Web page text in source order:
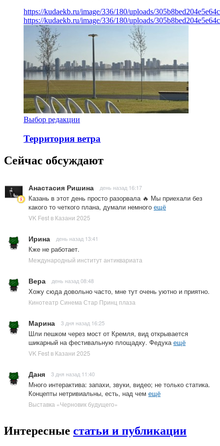
https://kudaekb.ru/image/336/180/uploads/
https://kudaekb.ru/image/336/180/uploads/
Выбор редакции
Территория ветра
Сейчас обсуждают
Анастасия Ришина день назад 16:17
Казань в этот день просто разорвала 🔥 Мы приехали без
какого то четкого плана, думали немного ещё
VK Fest в Казани 2025
Ирина день назад 13:41
Кже не работает.
Международный институт антиквариата
Вера день назад 08:48
Хожу сюда довольно часто, мне тут очень уютно и приятно.
Кинотеатр Синема Стар Принц плаза
Марина 3 дня назад 16:25
Шли пешком через мост от Кремля, вид открывается
шикарный на фестивальную площадку. Федукаещё
VK Fest в Казани 2025
Даня 3 дня назад 11:40
Много интерактива: запахи, звуки, видео; не только статика.
Концепты нетривиальны, есть, над чем ещё
Выставка «Черновик будущего»
Интересные статьи и публикации